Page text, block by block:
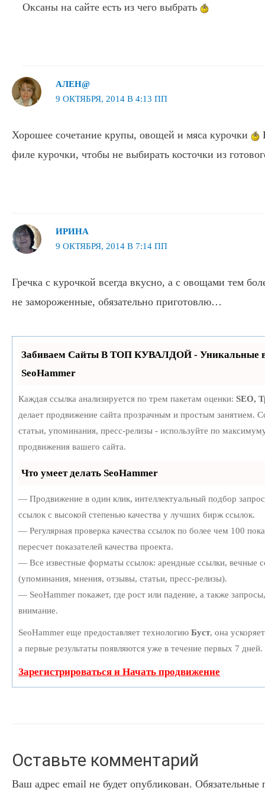
Оксаны на сайте есть из чего выбрать
АЛЕН@
9 ОКТЯБРЯ, 2014 В 4:13 ПП
Хорошее сочетание крупы, овощей и мяса курочки
филе курочки, чтобы не выбирать косточки из
ИРИНА
9 ОКТЯБРЯ, 2014 В 7:14 ПП
Гречка с курочкой всегда вкусно, а с овощами тем
не замороженные, обязательно приготовлю…
Забиваем Сайты В ТОП КУВАЛДОЙ - Уникальные
SeoHammer
Каждая ссылка анализируется по трем пакетам оценки: SEO,
делает продвижение сайта прозрачным и простым занятием.
статьи, упоминания, пресс-релизы - используйте по
продвижения вашего сайта.
Что умеет делать SeoHammer
— Продвижение в один клик, интеллектуальный подбор
ссылок с высокой степенью качества у лучших бирж ссылок.
— Регулярная проверка качества ссылок по более чем 100
пересчет показателей качества проекта.
— Все известные форматы ссылок: арендные ссылки, вечные
(упоминания, мнения, отзывы, статьи, пресс-релизы).
— SeoHammer покажет, где рост или падение, а также
внимание.
SeoHammer еще предоставляет технологию Буст, она
а первые результаты появляются уже в течение первых 7 дней.
Зарегистрироваться и Начать продвижение
Оставьте комментарий
Ваш адрес email не будет опубликован.